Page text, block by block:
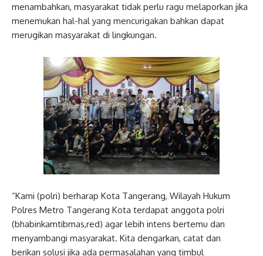
menambahkan, masyarakat tidak perlu ragu melaporkan jika
menemukan hal-hal yang mencurigakan bahkan dapat
merugikan masyarakat di lingkungan.
“Kami (polri) berharap Kota Tangerang, Wilayah Hukum
Polres Metro Tangerang Kota terdapat anggota polri
(bhabinkamtibmas,red) agar lebih intens bertemu dan
menyambangi masyarakat. Kita dengarkan, catat dan
berikan solusi jika ada permasalahan yang timbul